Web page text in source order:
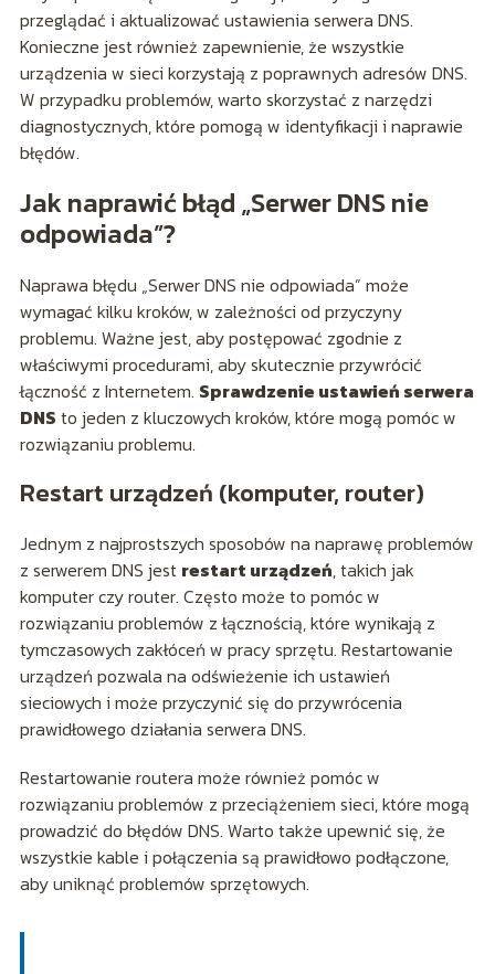
przeglądać i aktualizować ustawienia serwera DNS.
Konieczne jest również zapewnienie, że wszystkie
urządzenia w sieci korzystają z poprawnych adresów DNS.
W przypadku problemów, warto skorzystać z narzędzi
diagnostycznych, które pomogą w identyfikacji i naprawie
błędów.
Jak naprawić błąd „Serwer DNS nie
odpowiada”?
Naprawa błędu „Serwer DNS nie odpowiada” może
wymagać kilku kroków, w zależności od przyczyny
problemu. Ważne jest, aby postępować zgodnie z
właściwymi procedurami, aby skutecznie przywrócić
łączność z Internetem. Sprawdzenie ustawień serwera
DNS to jeden z kluczowych kroków, które mogą pomóc w
rozwiązaniu problemu.
Restart urządzeń (komputer, router)
Jednym z najprostszych sposobów na naprawę problemów
z serwerem DNS jest restart urządzeń, takich jak
komputer czy router. Często może to pomóc w
rozwiązaniu problemów z łącznością, które wynikają z
tymczasowych zakłóceń w pracy sprzętu. Restartowanie
urządzeń pozwala na odświeżenie ich ustawień
sieciowych i może przyczynić się do przywrócenia
prawidłowego działania serwera DNS.
Restartowanie routera może również pomóc w
rozwiązaniu problemów z przeciążeniem sieci, które mogą
prowadzić do błędów DNS. Warto także upewnić się, że
wszystkie kable i połączenia są prawidłowo podłączone,
aby uniknąć problemów sprzętowych.